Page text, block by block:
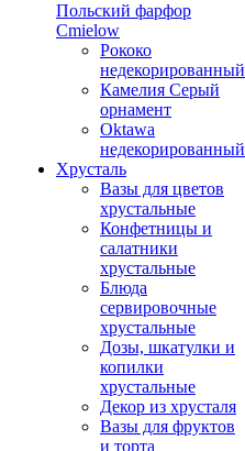
Польский фарфор
Сmielow
Рококо
недекорированный
Камелия Серый
орнамент
Oktawa
недекорированный
Хрусталь
Вазы для цветов
хрустальные
Конфетницы и
салатники
хрустальные
Блюда
сервировочные
хрустальные
Дозы, шкатулки и
копилки
хрустальные
Декор из хрусталя
Вазы для фруктов
и торта